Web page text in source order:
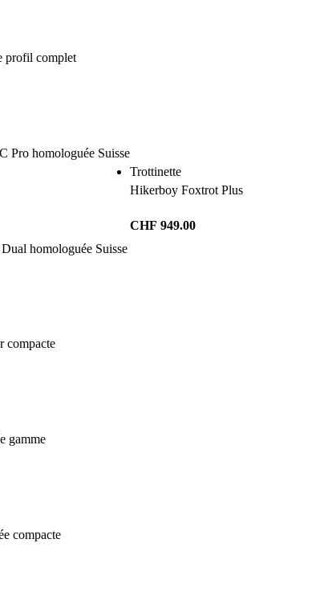
Trottinette
Hikerboy Foxtrot Plus
CHF 949.00